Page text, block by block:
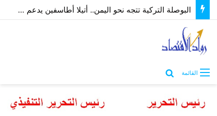
البوصلة التركية تتجه نحو اليمن.. أتيلا أطاسفين يدعم مسارات الشراكة الاقتصادية والاستثمارية
القائمة